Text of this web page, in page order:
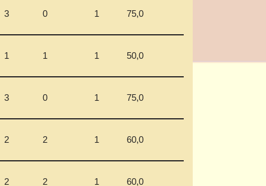
3 0 1 75,0
1 1 1 50,0
3 0 1 75,0
2 2 1 60,0
2 2 1 60,0